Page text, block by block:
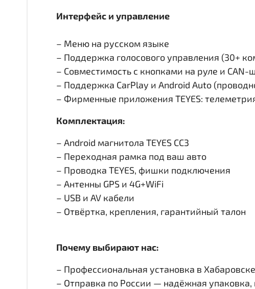
Интерфейс и управление
– Меню на русском языке
– Поддержка голосового управления (30+
– Совместимость с кнопками на руле и CAN-
– Поддержка CarPlay и Android Auto
– Фирменные приложения TEYES:
Комплектация:
– Android магнитола TEYES CC3
– Переходная рамка под ваш авто
– Проводка TEYES, фишки подключения
– Антенны GPS и 4G+WiFi
– USB и AV кабели
– Отвёртка, крепления, гарантийный талон
Почему выбирают нас:
– Профессиональная установка в
– Отправка по России — надёжная упаковка,